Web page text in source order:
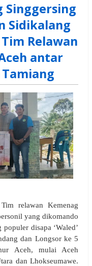
Singgersing
Sidikalang
Relawan
antar
Tim relawan Kemenag
yang dikomando
disapa ‘Waled’
dan Longsor ke 5
Aceh, mulai Aceh
dan Lhokseumawe.